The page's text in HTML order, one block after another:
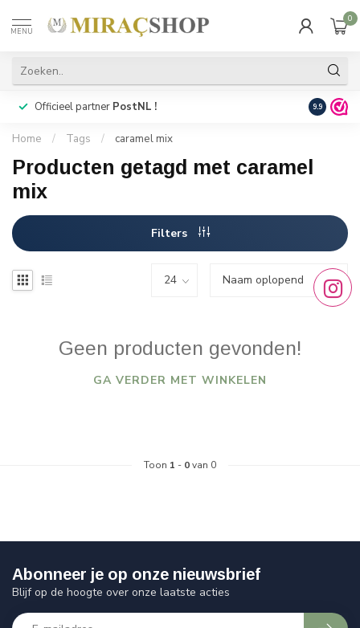
MENU
0
Officieel partner PostNL ! Snelle
9.9
Home / Tags / caramel mix
Producten getagd met caramel
mix
Filters
Geen producten gevonden!
GA VERDER MET WINKELEN
Toon 1 - 0van 0
Abonneer je op onze nieuwsbrief
Blijf op de hoogte over onze laatste acties